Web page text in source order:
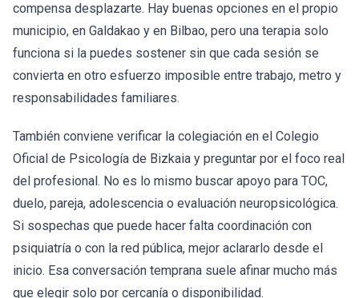
compensa desplazarte. Hay buenas opciones en el propio
municipio, en Galdakao y en Bilbao, pero una terapia solo
funciona si la puedes sostener sin que cada sesión se
convierta en otro esfuerzo imposible entre trabajo, metro y
responsabilidades familiares.
También conviene verificar la colegiación en el Colegio
Oficial de Psicología de Bizkaia y preguntar por el foco real
del profesional. No es lo mismo buscar apoyo para TOC,
duelo, pareja, adolescencia o evaluación neuropsicológica.
Si sospechas que puede hacer falta coordinación con
psiquiatría o con la red pública, mejor aclararlo desde el
inicio. Esa conversación temprana suele afinar mucho más
que elegir solo por cercanía o disponibilidad.